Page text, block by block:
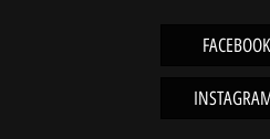
FACEBOOK